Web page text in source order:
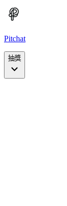
Pitchat
抽獎